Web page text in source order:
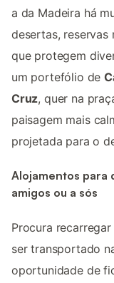
a da Madeira há
desertas, reservas
que protegem
um portefólio de
Cruz, quer na
paisagem mais
projetada para o
Alojamentos para
amigos ou a sós
Procura
ser transportado
oportunidade de